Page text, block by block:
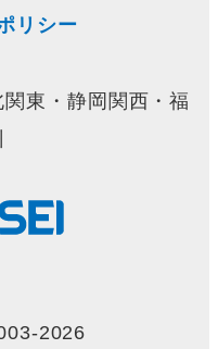
リシー
東・静岡関西・福
2026